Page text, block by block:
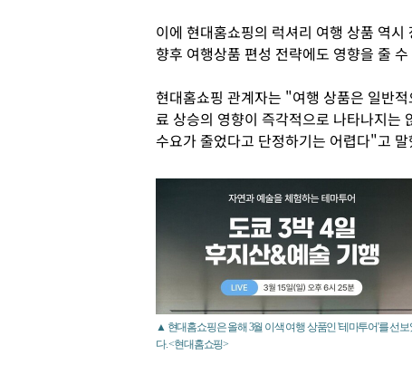
이에 현대홈쇼핑의 럭셔리 여행 상품 역
향후 여행상품 편성 전략에도 영향을 줄
현대홈쇼핑 관계자는 "여행 상품은 일반
료 상승의 영향이 즉각적으로 나타나지
수요가 줄었다고 단정하기는 어렵다"고
▲ 현대홈쇼핑은 올해 3월 이색 여행 상품인 '테마투어'를 선보
다. <현대홈쇼핑>